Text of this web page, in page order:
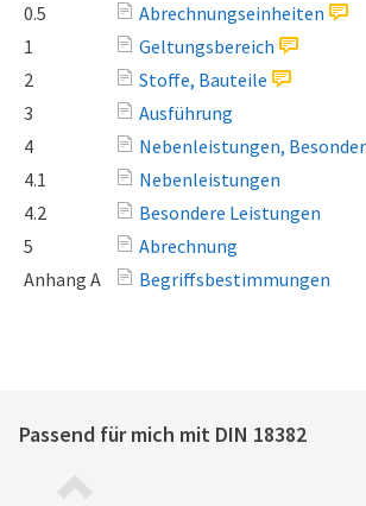
0.5
Abrechnungseinheiten
1
Geltungsbereich
2
Stoffe, Bauteile
3
Ausführung
4
Nebenleistungen,
4.1
Nebenleistungen
4.2
Besondere Leistungen
5
Abrechnung
Anhang A
Begriffsbestimmungen
Passend für mich mit DIN 18382